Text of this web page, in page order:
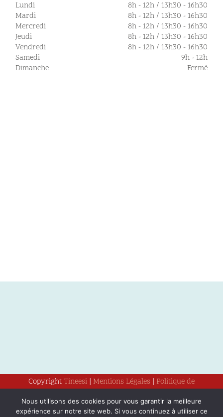
Lundi
8h - 12h / 13h30 - 16h30
Mardi
8h - 12h / 13h30 - 16h30
Mercredi
8h - 12h / 13h30 - 16h30
Jeudi
8h - 12h / 13h30 - 16h30
Vendredi
8h - 12h / 13h30 - 16h30
Samedi
9h - 12h
Dimanche
Fermé
CopyrightTineesi| Mentions Légales
Politique de
Nous utilisons des cookies pour vous garantir la meilleure
expérience sur notre site web. Si vous continuez à utiliser ce